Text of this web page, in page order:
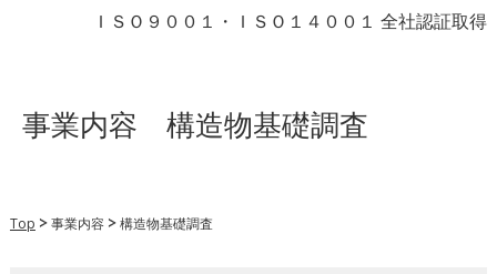
ＩＳＯ９００１・ＩＳＯ１４００１ 全社認証取得
事業内容 構造物基礎調査
Top 事業内容 構造物基礎調査